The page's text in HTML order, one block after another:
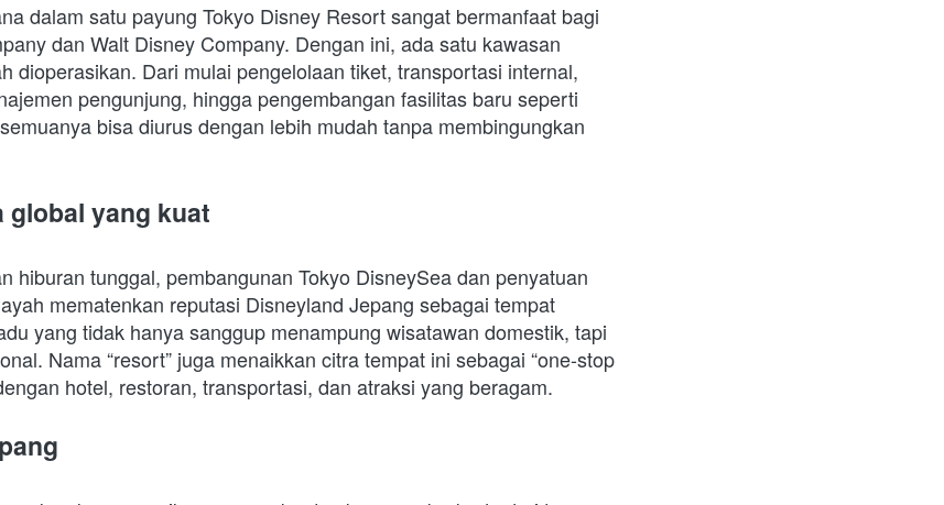
dalam satu payung Tokyo Disney Resort sangat bermanfaat bagi
dan Walt Disney Company. Dengan ini, ada satu kawasan
dioperasikan. Dari mulai pengelolaan tiket, transportasi internal,
pengunjung, hingga pengembangan fasilitas baru seperti
bisa diurus dengan lebih mudah tanpa membingungkan
global yang kuat
hiburan tunggal, pembangunan Tokyo DisneySea dan penyatuan
mematenkan reputasi Disneyland Jepang sebagai tempat
yang tidak hanya sanggup menampung wisatawan domestik, tapi
Nama “resort” juga menaikkan citra tempat ini sebagai “one-stop
hotel, restoran, transportasi, dan atraksi yang beragam.